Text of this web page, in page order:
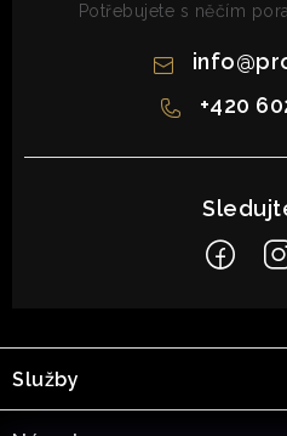
Potřebujete s něčím
info@
+420
á
p
a
Služby